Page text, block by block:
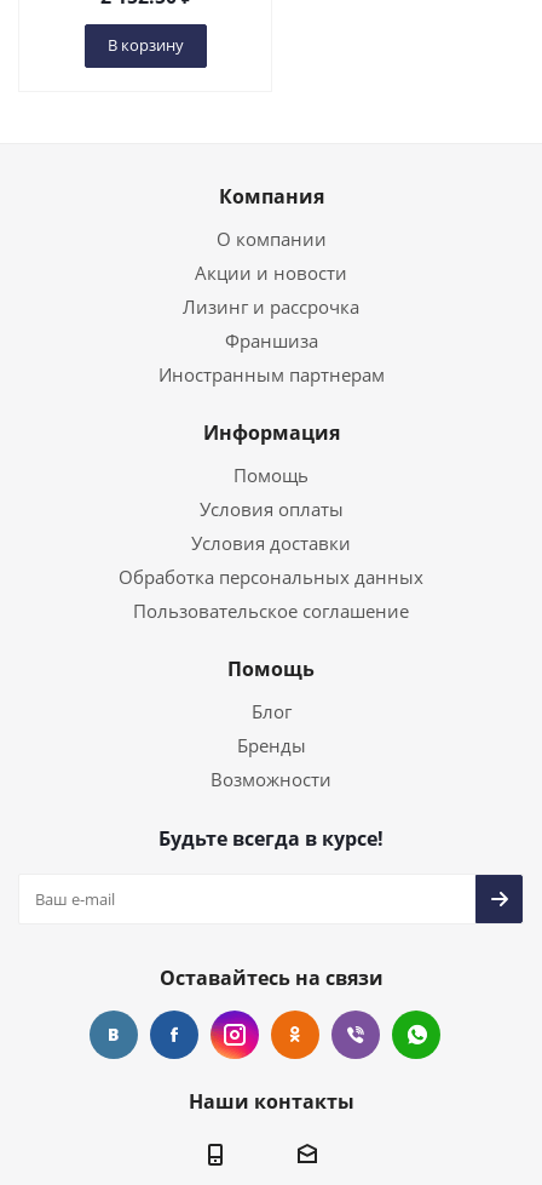
В корзину
Компания
О компании
Акции и новости
Лизинг и рассрочка
Франшиза
Иностранным партнерам
Информация
Помощь
Условия оплаты
Условия доставки
Обработка персональных данных
Пользовательское соглашение
Помощь
Блог
Бренды
Возможности
Будьте всегда в курсе!
Оставайтесь на связи
Наши контакты